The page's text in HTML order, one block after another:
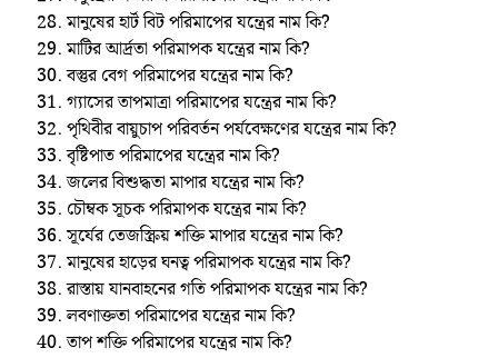
মানুষের হার্ট বিট পরিমাপের যন্ত্রের নাম কি?
মাটির আর্দ্রতা পরিমাপক যন্ত্রের নাম কি?
বস্তুর বেগ পরিমাপের যন্ত্রের নাম কি?
গ্যাসের তাপমাত্রা পরিমাপের যন্ত্রের নাম কি?
পৃথিবীর বায়ুচাপ পরিবর্তন পর্যবেক্ষণের যন্ত্রের নাম কি?
বৃষ্টিপাত পরিমাপের যন্ত্রের নাম কি?
জলের বিশুদ্ধতা মাপার যন্ত্রের নাম কি?
চৌম্বক সূচক পরিমাপক যন্ত্রের নাম কি?
সূর্যের তেজস্ক্রিয় শক্তি মাপার যন্ত্রের নাম কি?
মানুষের হাড়ের ঘনত্ব পরিমাপক যন্ত্রের নাম কি?
রাস্তায় যানবাহনের গতি পরিমাপক যন্ত্রের নাম কি?
লবণাক্ততা পরিমাপের যন্ত্রের নাম কি?
তাপ শক্তি পরিমাপের যন্ত্রের নাম কি?